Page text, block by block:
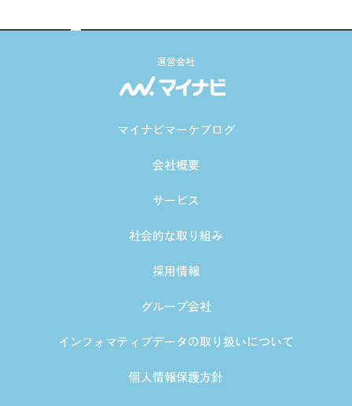
運営会社
マイナビマーケブログ
会社概要
サービス
社会的な取り組み
採用情報
グループ会社
インフォマティブデータの取り扱いについて
個人情報保護方針